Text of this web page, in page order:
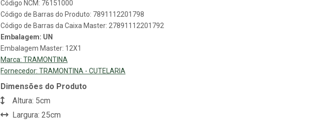
Código NCM: 76151000
Código de Barras do Produto: 7891112201798
Código de Barras da Caixa Master: 27891112201792
Embalagem: UN
Embalagem Master: 12X1
Marca: TRAMONTINA
Fornecedor: TRAMONTINA - CUTELARIA
Dimensões do Produto
Altura: 5cm
Largura: 25cm